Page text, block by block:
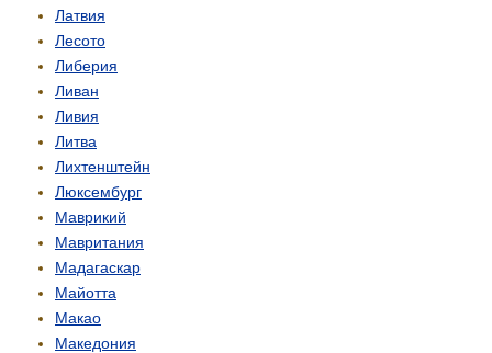
Латвия
Лесото
Либерия
Ливан
Ливия
Литва
Лихтенштейн
Люксембург
Маврикий
Мавритания
Мадагаскар
Майотта
Макао
Македония